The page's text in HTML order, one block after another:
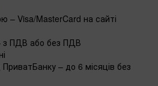
– Visa/MasterCard на сайті
з ПДВ або без ПДВ
– до 6 місяців без